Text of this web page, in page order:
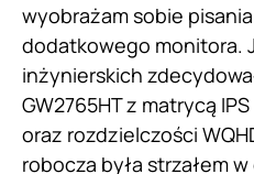
wyobrażam sobie
dodatkowego monitora.
inżynierskich
GW2765HT z matrycą
oraz rozdzielczości
robocza była strzałem